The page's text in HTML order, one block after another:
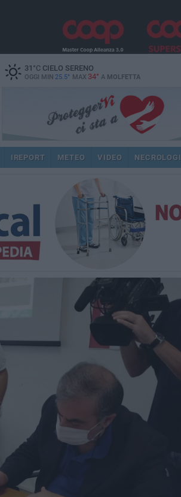
31 °CCIELO SERENO
OGGI MIN 25.5° MAX 34° A MOLFETTA
IREPORT METEO VIDEO NECROLOGI